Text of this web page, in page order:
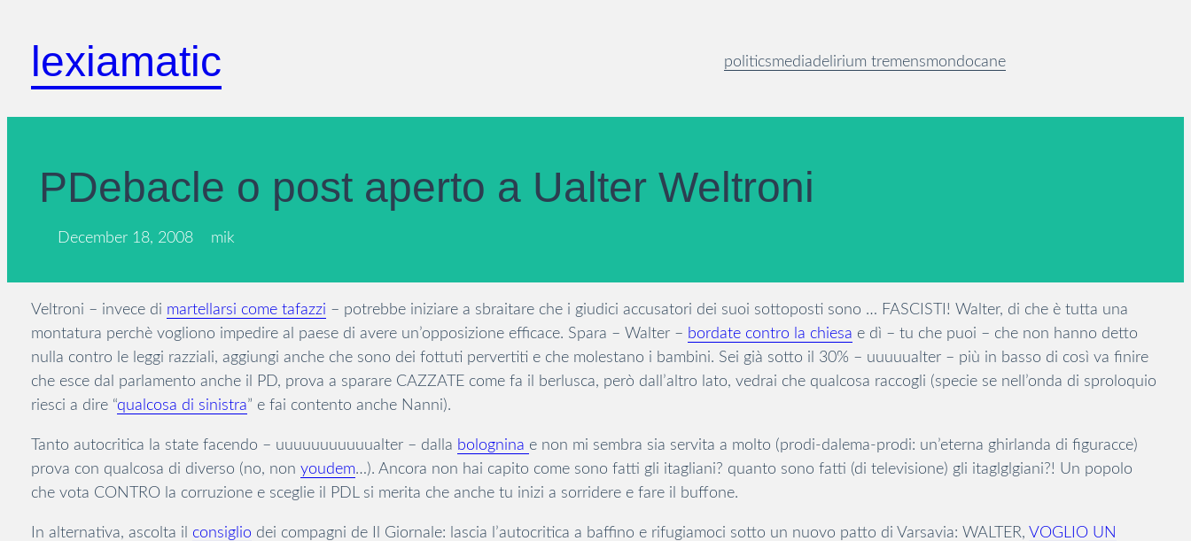
content
lexiamatic politicsmediadelirium tremensmondocane
PDebacle o post aperto a Ualter Weltroni
December 18, 2008 mik
Veltroni – invece di martellarsi come tafazzi – potrebbe iniziare a sbraitare che i giudici accusatori dei suoi sottoposti sono … FASCISTI! Walter, di che è tutta una
montatura perchè vogliono impedire al paese di avere un’opposizione efficace. Spara – Walter – bordate contro la chiesa e dì – tu che puoi – che non hanno detto
nulla contro le leggi razziali, aggiungi anche che sono dei fottuti pervertiti e che molestano i bambini. Sei già sotto il 30% – uuuuualter – più in basso di così va finire
che esce dal parlamento anche il PD, prova a sparare CAZZATE come fa il berlusca, però dall’altro lato, vedrai che qualcosa raccogli (specie se nell’onda di sproloquio
riesci a dire “qualcosa di sinistra” e fai contento anche Nanni).
Tanto autocritica la state facendo – uuuuuuuuuuualter – dalla bolognina e non mi sembra sia servita a molto (prodi-dalema-prodi: un’eterna ghirlanda di figuracce)
prova con qualcosa di diverso (no, non youdem…). Ancora non hai capito come sono fatti gli itagliani? quanto sono fatti (di televisione) gli itaglglgiani?! Un popolo
che vota CONTRO la corruzione e sceglie il PDL si merita che anche tu inizi a sorridere e fare il buffone.
In alternativa, ascolta il consiglio dei compagni de Il Giornale: lascia l’autocritica a baffino e rifugiamoci sotto un nuovo patto di Varsavia: WALTER, VOGLIO UN